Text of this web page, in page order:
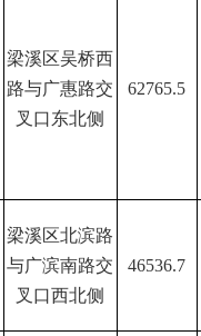
梁溪区吴桥西
路与广惠路交
叉口东北侧
62765.5
梁溪区北滨路
与广滨南路交
叉口西北侧
46536.7